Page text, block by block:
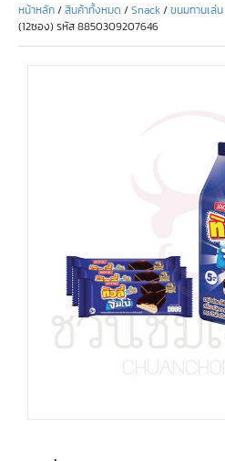
หน้าหลัก/สินค้าทั้งหมด /Snack/ขนมทานเล่น
(12ซอง) รหัส 8850309207646